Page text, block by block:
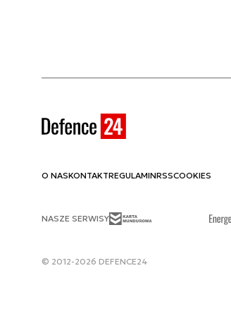
O NASKONTAKTREGULAMINRSSCOOKIES
NASZE SERWISY
© 2012-2026 DEFENCE24